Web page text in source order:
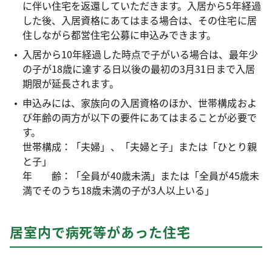
に伴い住宅を返還していただきます。入居から5年経過
した後、入居資格にあてはまる場合は、その住宅に居
住しながら都営住宅公募に申込みできます。
入居から10年経過した時点で子がいる場合は、最年少
の子が18歳に達する日以後の最初の3月31日まで入居
期限が延長されます。
申込みには、家族向の入居資格のほか、世帯構成およ
び年齢の両方が以下の要件にあてはまることが必要で
す。
世帯構成：「夫婦」、「夫婦と子」または「ひとり親
と子」
年 齢：「全員が40歳未満」または「全員が45歳未
満でそのうち18歳未満の子が3人以上いる」
居室内で病死等があった住宅